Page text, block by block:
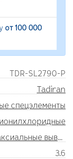
от 100 000
TDR-SL2790-P
Tadiran
спецэлементы
C (26500) аксиальные выводы
3.6